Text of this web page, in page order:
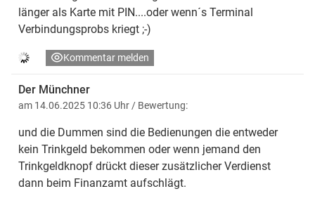
länger als Karte mit PIN....oder wenn´s Terminal
Verbindungsprobs kriegt ;-)
Kommentar melden
Der Münchner
am 14.06.2025 10:36 Uhr / Bewertung:
und die Dummen sind die Bedienungen die entweder
kein Trinkgeld bekommen oder wenn jemand den
Trinkgeldknopf drückt dieser zusätzlicher Verdienst
dann beim Finanzamt aufschlägt.